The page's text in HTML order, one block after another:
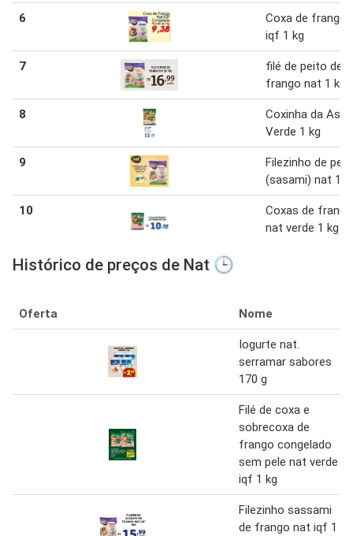
6
Coxa de frango
iqf 1 kg
7
filé de peito de
frango nat 1 kg
8
Coxinha da Asa
Verde 1 kg
9
Filezinho de
(sasami) nat 1
10
Coxas de frango
nat verde 1 kg
Histórico de preços de Nat 🕒
Oferta Nome
Iogurte nat.
serramar sabores
170 g
Filé de coxa e
sobrecoxa de
frango congelado
sem pele nat verde
iqf 1 kg
Filezinho sassami
de frango nat iqf 1